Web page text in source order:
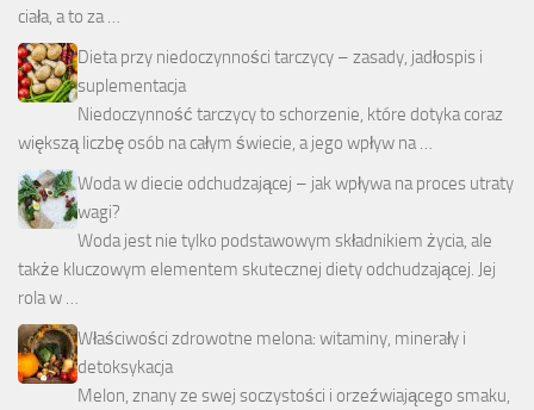
ciała, a to za …
Dieta przy niedoczynności tarczycy – zasady, jadłospis i
suplementacja
Niedoczynność tarczycy to schorzenie, które dotyka coraz
większą liczbę osób na całym świecie, a jego wpływ na …
Woda w diecie odchudzającej – jak wpływa na proces utraty
wagi?
Woda jest nie tylko podstawowym składnikiem życia, ale
także kluczowym elementem skutecznej diety odchudzającej. Jej
rola w …
Właściwości zdrowotne melona: witaminy, minerały i
detoksykacja
Melon, znany ze swej soczystości i orzeźwiającego smaku,